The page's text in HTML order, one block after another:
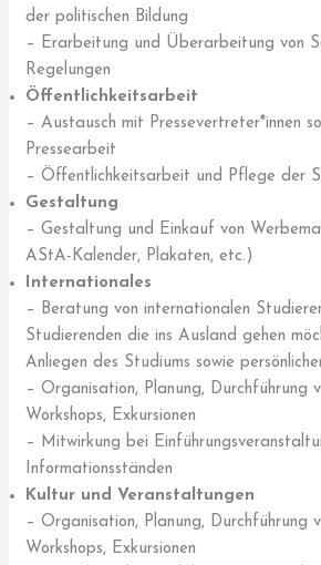
der politischen Bildung
– Erarbeitung und Überarbeitung von
Regelungen
Öffentlichkeitsarbeit
– Austausch mit Pressevertreter*innen
Pressearbeit
– Öffentlichkeitsarbeit und Pflege der
Gestaltung
– Gestaltung und Einkauf von
AStA-Kalender, Plakaten, etc.)
Internationales
– Beratung von internationalen
Studierenden die ins Ausland gehen
Anliegen des Studiums sowie
– Organisation, Planung, Durchführung
Workshops, Exkursionen
– Mitwirkung bei
Informationsständen
Kultur und Veranstaltungen
– Organisation, Planung, Durchführung
Workshops, Exkursionen